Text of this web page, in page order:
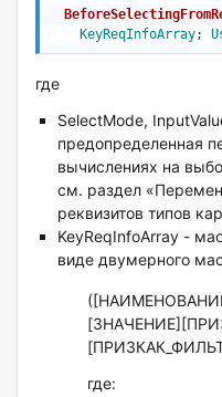
KeyReqInfoArray;
где
SelectMode,
предопределенная
вычислениях на
см. раздел
реквизитов типов
KeyReqInfoArray -
виде двумерного
где: